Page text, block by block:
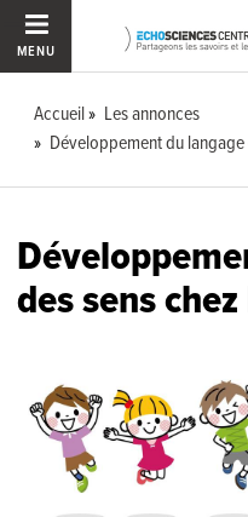
MENU
Accueil
Les annonces
Développement du
des sens